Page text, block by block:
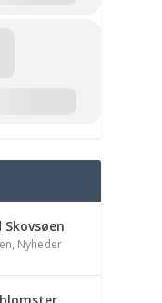
, Nyheder